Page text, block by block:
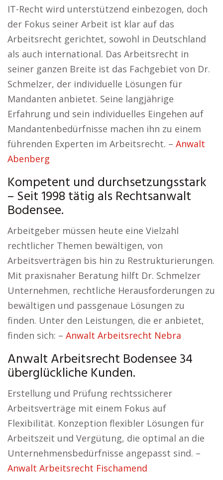
IT-Recht wird unterstützend einbezogen, doch
der Fokus seiner Arbeit ist klar auf das
Arbeitsrecht gerichtet, sowohl in Deutschland
als auch international. Das Arbeitsrecht in
seiner ganzen Breite ist das Fachgebiet von Dr.
Schmelzer, der individuelle Lösungen für
Mandanten anbietet. Seine langjährige
Erfahrung und sein individuelles Eingehen auf
Mandantenbedürfnisse machen ihn zu einem
führenden Experten im Arbeitsrecht. – Anwalt
Abenberg
Kompetent und durchsetzungsstark
– Seit 1998 tätig als Rechtsanwalt
Bodensee.
Arbeitgeber müssen heute eine Vielzahl
rechtlicher Themen bewältigen, von
Arbeitsverträgen bis hin zu Restrukturierungen.
Mit praxisnaher Beratung hilft Dr. Schmelzer
Unternehmen, rechtliche Herausforderungen zu
bewältigen und passgenaue Lösungen zu
finden. Unter den Leistungen, die er anbietet,
finden sich: – Anwalt Arbeitsrecht Nebra
Anwalt Arbeitsrecht Bodensee 34
überglückliche Kunden.
Erstellung und Prüfung rechtssicherer
Arbeitsverträge mit einem Fokus auf
Flexibilität. Konzeption flexibler Lösungen für
Arbeitszeit und Vergütung, die optimal an die
Unternehmensbedürfnisse angepasst sind. –
Anwalt Arbeitsrecht Fischamend